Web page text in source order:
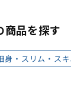
商品を探す
身・スリム・ス